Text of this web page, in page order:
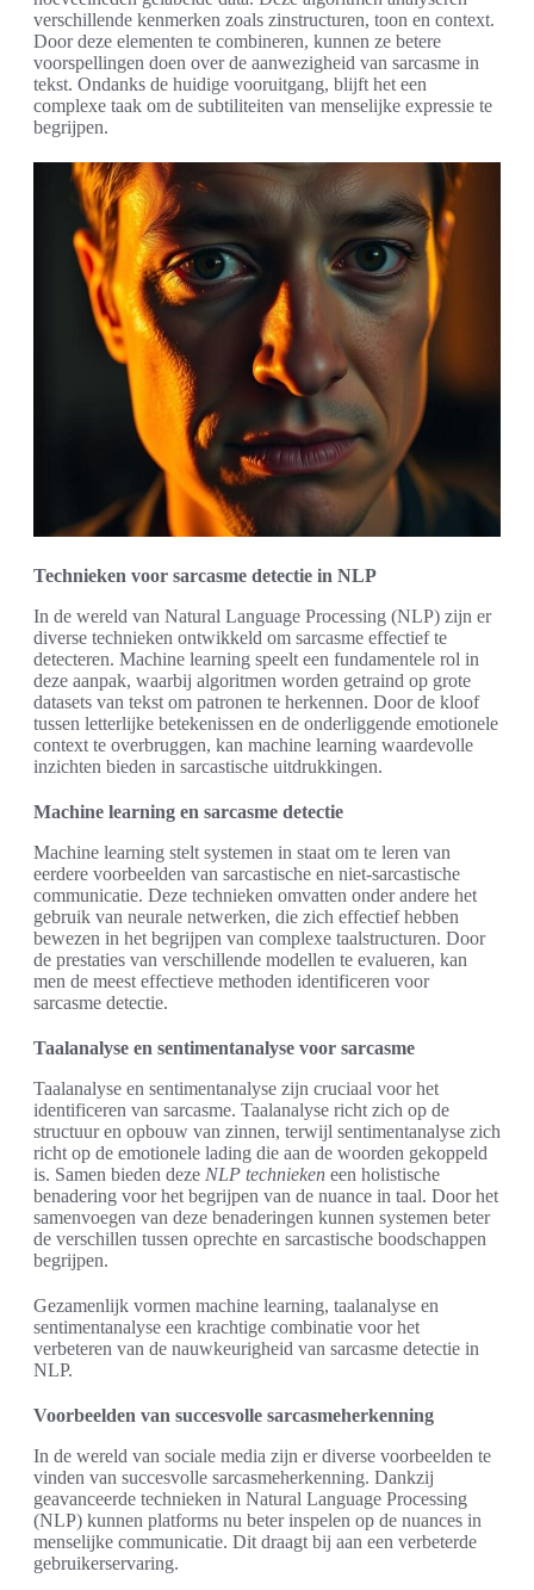
verschillende kenmerken zoals zinstructuren, toon en context.
Door deze elementen te combineren, kunnen ze betere
voorspellingen doen over de aanwezigheid van sarcasme in
tekst. Ondanks de huidige vooruitgang, blijft het een
complexe taak om de subtiliteiten van menselijke expressie te
begrijpen.
Technieken voor sarcasme detectie in NLP
In de wereld van Natural Language Processing (NLP) zijn er
diverse technieken ontwikkeld om sarcasme effectief te
detecteren. Machine learning speelt een fundamentele rol in
deze aanpak, waarbij algoritmen worden getraind op grote
datasets van tekst om patronen te herkennen. Door de kloof
tussen letterlijke betekenissen en de onderliggende emotionele
context te overbruggen, kan machine learning waardevolle
inzichten bieden in sarcastische uitdrukkingen.
Machine learning en sarcasme detectie
Machine learning stelt systemen in staat om te leren van
eerdere voorbeelden van sarcastische en niet-sarcastische
communicatie. Deze technieken omvatten onder andere het
gebruik van neurale netwerken, die zich effectief hebben
bewezen in het begrijpen van complexe taalstructuren. Door
de prestaties van verschillende modellen te evalueren, kan
men de meest effectieve methoden identificeren voor
sarcasme detectie.
Taalanalyse en sentimentanalyse voor sarcasme
Taalanalyse en sentimentanalyse zijn cruciaal voor het
identificeren van sarcasme. Taalanalyse richt zich op de
structuur en opbouw van zinnen, terwijl sentimentanalyse zich
richt op de emotionele lading die aan de woorden gekoppeld
is. Samen bieden deze NLP technieken een holistische
benadering voor het begrijpen van de nuance in taal. Door het
samenvoegen van deze benaderingen kunnen systemen beter
de verschillen tussen oprechte en sarcastische boodschappen
begrijpen.
Gezamenlijk vormen machine learning, taalanalyse en
sentimentanalyse een krachtige combinatie voor het
verbeteren van de nauwkeurigheid van sarcasme detectie in
NLP.
Voorbeelden van succesvolle sarcasmeherkenning
In de wereld van sociale media zijn er diverse voorbeelden te
vinden van succesvolle sarcasmeherkenning. Dankzij
geavanceerde technieken in Natural Language Processing
(NLP) kunnen platforms nu beter inspelen op de nuances in
menselijke communicatie. Dit draagt bij aan een verbeterde
gebruikerservaring.